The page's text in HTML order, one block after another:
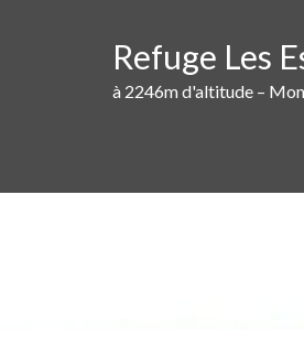
Refuge Les
à 2246m d'altitude –